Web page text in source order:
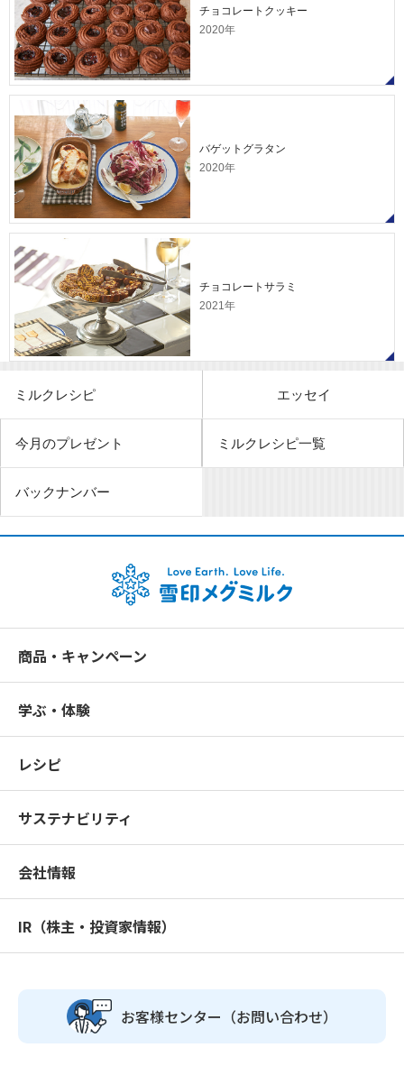
チョコレートクッキー
2020年
バゲットグラタン
2020年
チョコレートサラミ
2021年
ミルクレシピ エッセイ
今月のプレゼント ミルクレシピ一覧
バックナンバー
商品・キャンペーン
学ぶ・体験
レシピ
サステナビリティ
会社情報
IR（株主・投資家情報）
お客様センター （お問い合わせ）